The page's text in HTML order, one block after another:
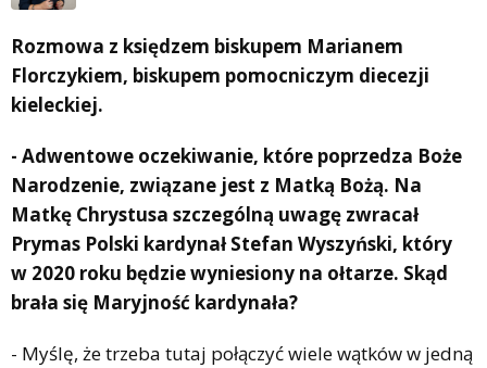
Rozmowa z księdzem biskupem Marianem
Florczykiem, biskupem pomocniczym diecezji
kieleckiej.
- Adwentowe oczekiwanie, które poprzedza Boże
Narodzenie, związane jest z Matką Bożą. Na
Matkę Chrystusa szczególną uwagę zwracał
Prymas Polski kardynał Stefan Wyszyński, który
w 2020 roku będzie wyniesiony na ołtarze. Skąd
brała się Maryjność kardynała?
- Myślę, że trzeba tutaj połączyć wiele wątków w jedną